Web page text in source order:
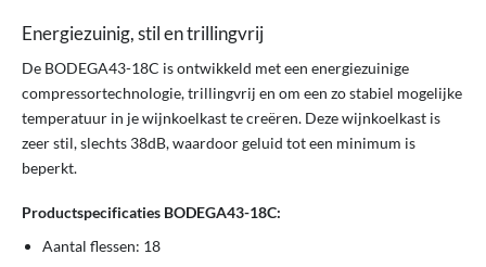
Energiezuinig, stil en trillingvrij
De BODEGA43-18C is ontwikkeld met een energiezuinige
compressortechnologie, trillingvrij en om een zo stabiel mogelijke
temperatuur in je wijnkoelkast te creëren. Deze wijnkoelkast is
zeer stil, slechts 38dB, waardoor geluid tot een minimum is
beperkt.
Productspecificaties BODEGA43-18C:
Aantal flessen: 18